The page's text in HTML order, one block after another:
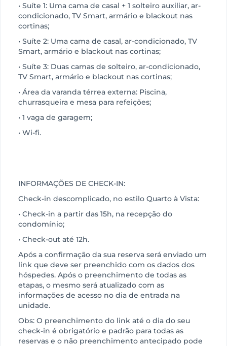
• Suíte 1: Uma cama de casal + 1 solteiro auxiliar, ar-
condicionado, TV Smart, armário e blackout nas
cortinas;
• Suíte 2: Uma cama de casal, ar-condicionado, TV
Smart, armário e blackout nas cortinas;
• Suíte 3: Duas camas de solteiro, ar-condicionado,
TV Smart, armário e blackout nas cortinas;
• Área da varanda térrea externa: Piscina,
churrasqueira e mesa para refeições;
• 1 vaga de garagem;
• Wi-fi.
INFORMAÇÕES DE CHECK-IN:
Check-in descomplicado, no estilo Quarto à Vista:
• Check-in a partir das 15h, na recepção do
condomínio;
• Check-out até 12h.
Após a confirmação da sua reserva será enviado um
link que deve ser preenchido com os dados dos
hóspedes. Após o preenchimento de todas as
etapas, o mesmo será atualizado com as
informações de acesso no dia de entrada na
unidade.
Obs: O preenchimento do link até o dia do seu
check-in é obrigatório e padrão para todas as
reservas e o não preenchimento antecipado pode